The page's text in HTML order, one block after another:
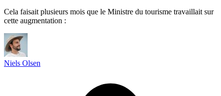
Cela faisait plusieurs mois que le Ministre du tourisme travaillait sur
cette augmentation :
Niels Olsen